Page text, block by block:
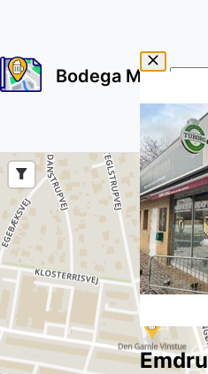
Bodega Map
found